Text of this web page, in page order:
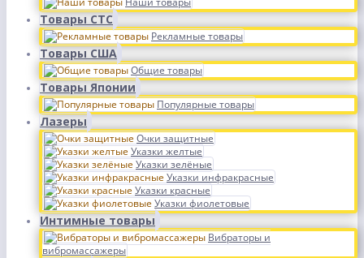
Товары СТС
Рекламные товары
Товары США
Общие товары
Товары Японии
Популярные товары
Лазеры
Очки защитные
Указки желтые
Указки зелёные
Указки инфракрасные
Указки красные
Указки фиолетовые
Интимные товары
Вибраторы и
вибромассажеры